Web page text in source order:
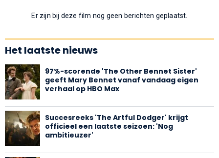
Er zijn bij deze film nog geen berichten geplaatst.
Het laatste nieuws
97%-scorende 'The Other Bennet Sister'
geeft Mary Bennet vanaf vandaag eigen
verhaal op HBO Max
Succesreeks 'The Artful Dodger' krijgt
officieel een laatste seizoen: 'Nog
ambitieuzer'